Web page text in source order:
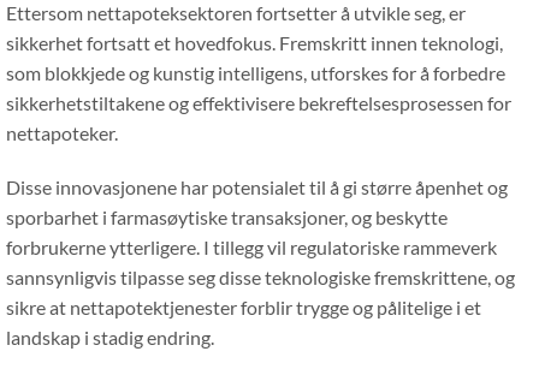
Ettersom nettapoteksektoren fortsetter å utvikle seg, er
sikkerhet fortsatt et hovedfokus. Fremskritt innen teknologi,
som blokkjede og kunstig intelligens, utforskes for å forbedre
sikkerhetstiltakene og effektivisere bekreftelsesprosessen for
nettapoteker.
Disse innovasjonene har potensialet til å gi større åpenhet og
sporbarhet i farmasøytiske transaksjoner, og beskytte
forbrukerne ytterligere. I tillegg vil regulatoriske rammeverk
sannsynligvis tilpasse seg disse teknologiske fremskrittene, og
sikre at nettapotektjenester forblir trygge og pålitelige i et
landskap i stadig endring.